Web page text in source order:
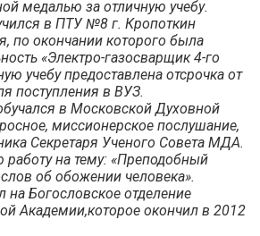
медалью за отличную учебу.
в ПТУ №8 г. Кропоткин
по окончании которого была
«Электро-газосварщик 4-го
учебу предоставлена отсрочка от
поступления в ВУЗ.
в Московской Духовной
миссионерское послушание,
Секретаря Ученого Совета МДА.
на тему: «Преподобный
об обожении человека».
на Богословское отделение
Академии,которое окончил в 2012